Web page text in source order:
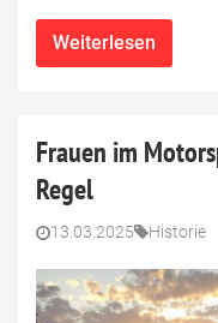
Weiterlesen
Frauen im
Regel
13.03.2025 Historie